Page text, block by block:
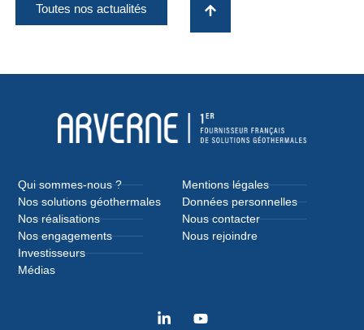
Toutes nos actualités
Qui sommes-nous ?
Nos solutions géothermales
Nos réalisations
Nos engagements
Investisseurs
Médias
Mentions légales
Données personnelles
Nous contacter
Nous rejoindre